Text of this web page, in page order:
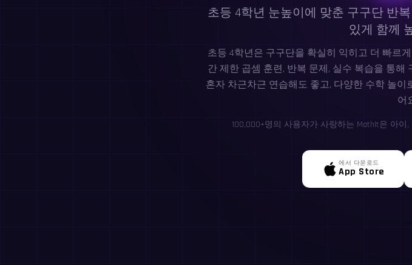
초등 4학년 눈높이에 맞춘 구구단 반
있게 함께
초등 4학년은 구구단을 확실히 익히고 더 빠르
간 제한 곱셈 훈련, 반복 문제, 실수 복습을 통
혼자 차근차근 연습해도 좋고, 다양한 수학 놀
어
100,000+명의 사용자가 사랑하는 MathIt은 아
에서 다운로드
App Store